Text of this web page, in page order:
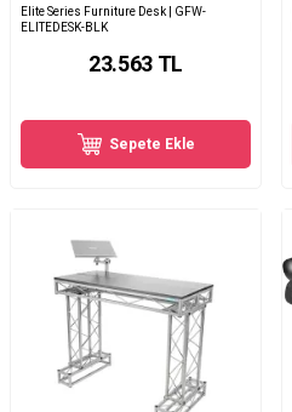
Elite Series Furniture Desk | GFW-
ELITEDESK-BLK
23.563TL
Sepete Ekle